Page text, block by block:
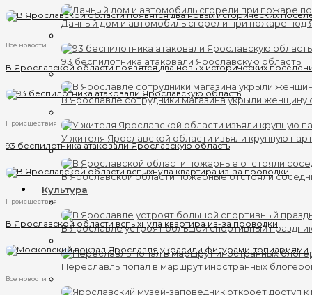
Дачный дом и автомобиль сгорели при пожаре под
93 беспилотника атаковали Ярославскую область
В Ярославле сотрудники магазина укрыли
У жителя Ярославской области изъяли крупную
В Ярославской области пожарные отстояли
Культура
В Ярославле устроят большой спортивный
Переславль попал в маршрут иностранных
Все новости
В Ярославской области появятся два новых исторических
Происшествия
93 беспилотника атаковали Ярославскую область
Происшествия
В Ярославской области вспыхнула квартира из-за проводки
Все новости